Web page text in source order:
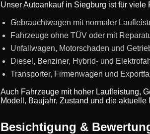
Unser Autoankauf in Siegburg ist für
Gebrauchtwagen mit normaler
Fahrzeuge ohne TÜV oder mit
Unfallwagen, Motorschaden und
Diesel, Benziner, Hybrid- und
Transporter, Firmenwagen und
Auch Fahrzeuge mit hoher Laufleistung,
Modell, Baujahr, Zustand und die aktuelle
Besichtigung &